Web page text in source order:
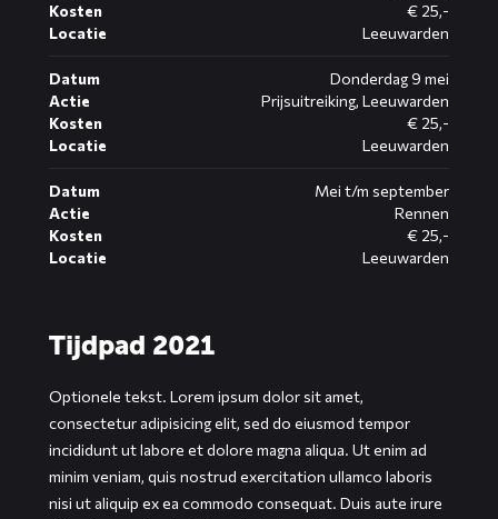
Kosten
€ 25,-
Locatie
Leeuwarden
Datum
Donderdag 9 mei
Actie
Prijsuitreiking, Leeuwarden
Kosten
€ 25,-
Locatie
Leeuwarden
Datum
Mei t/m september
Actie
Rennen
Kosten
€ 25,-
Locatie
Leeuwarden
Tijdpad 2021
Optionele tekst. Lorem ipsum dolor sit amet,
consectetur adipisicing elit, sed do eiusmod tempor
incididunt ut labore et dolore magna aliqua. Ut enim ad
minim veniam, quis nostrud exercitation ullamco laboris
nisi ut aliquip ex ea commodo consequat. Duis aute irure